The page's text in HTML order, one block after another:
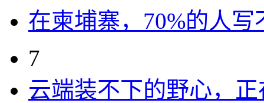
在柬埔寨，70%的人写
7
云端装不下的野心，